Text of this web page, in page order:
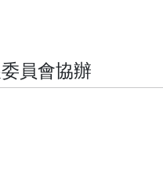
員會協辦